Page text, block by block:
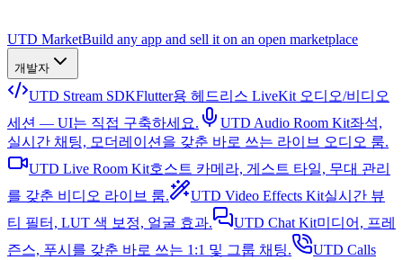
UTD MarketBuild any app and sell it on an open marketplace
개발자
UTD Stream SDKFlutter용 헤드리스 LiveKit 오디오/비디오
세션 — UI는 직접 구축하세요.
UTD Audio Room Kit좌석,
실시간 채팅, 모더레이션을 갖춘 바로 쓰는 라이브 오디오 룸.
UTD Live Room Kit호스트 카메라, 게스트 타일, 무대 관리
를 갖춘 비디오 라이브 룸.
UTD Video Effects Kit실시간 뷰
티 필터, LUT 색 보정, 얼굴 효과.
UTD Chat Kit미디어, 프레
즌스, 푸시를 갖춘 바로 쓰는 1:1 및 그룹 채팅.
UTD Calls